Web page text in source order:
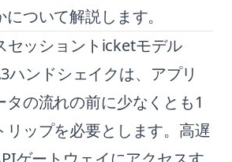
ついて解説します。
セッショントicketモデル
ハンドシェイクは、アプリ
の流れの前に少なくとも1
リップを必要とします。高遅